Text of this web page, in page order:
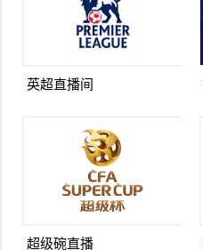
英超直播间
超级碗直播